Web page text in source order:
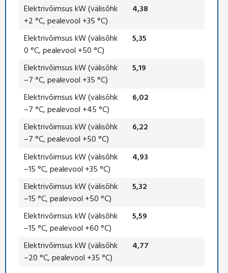
Elektrivõimsus kW (välisõhk
+2 °C, pealevool +35 °C)
4,38
Elektrivõimsus kW (välisõhk
0 °C, pealevool +50 °C)
5,35
Elektrivõimsus kW (välisõhk
–7 °C, pealevool +35 °C)
5,19
Elektrivõimsus kW (välisõhk
–7 °C, pealevool +45 °C)
6,02
Elektrivõimsus kW (välisõhk
–7 °C, pealevool +50 °C)
6,22
Elektrivõimsus kW (välisõhk
–15 °C, pealevool +35 °C)
4,93
Elektrivõimsus kW (välisõhk
–15 °C, pealevool +50 °C)
5,32
Elektrivõimsus kW (välisõhk
–15 °C, pealevool +60 °C)
5,59
Elektrivõimsus kW (välisõhk
–20 °C, pealevool +35 °C)
4,77